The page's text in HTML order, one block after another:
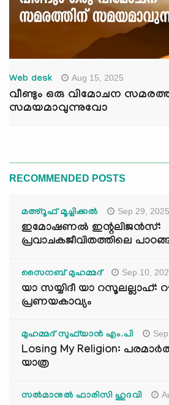
Web desk Aug 15, 2025
വീണ്ടും ഒരു വിമോചന
സമയമാവുന്നുവോ
RECOMMENDED POSTS
മഅ്റൂഫ് മൂച്ചിക്കല്‍ Sep 29, 2025
ഇമോഷണൽ ഇന്റലിജൻസ്:
പ്രവാചകജീവിതത്തിലെ
സൈനബ് മുഹമ്മദ് Sep 10,
യാ സയ്യിദീ യാ റസൂലല്ലാഹ്:
പ്രണയകാവ്യം
മുഹമ്മദ് സുഫ്‌യാൻ എം.പി
Losing My Religion:
യാത്ര
സൽമാനുൽ ഫാരിസി ഹുദവി